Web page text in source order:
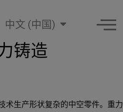
中文 (中国)
铸造
术生产形状复杂的中空零件。重力